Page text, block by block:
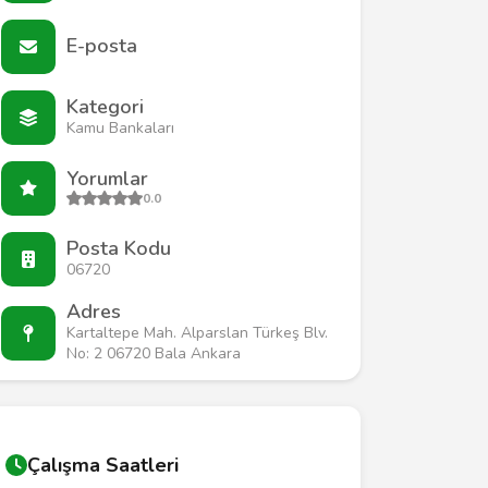
E-posta
Kategori
Kamu Bankaları
Yorumlar
0.0
Posta Kodu
06720
Adres
Kartaltepe Mah. Alparslan Türkeş Blv.
No: 2 06720 Bala Ankara
Çalışma Saatleri